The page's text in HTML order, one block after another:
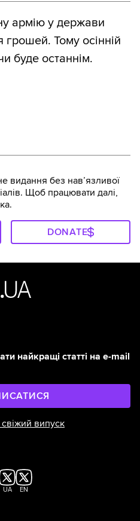
армію у держави
грошей. Тому осінній
буде останнім.
видання без навʼязливої
Щоб працювати далі,
DONATE
найкращі статті на e-mail
випуск
UA EN